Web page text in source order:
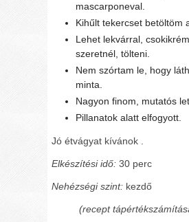
mascarponeval.
Kihűlt tekercset betöltöm
Lehet lekvárral,
szeretnél, tölteni.
Nem szórtam le, hogy
minta.
Nagyon finom, mutatós
Pillanatok alatt elfogyott.
Jó étvágyat kívánok .
Elkészítési idő: 30 perc
Nehézségi szint: kezdő
(recept